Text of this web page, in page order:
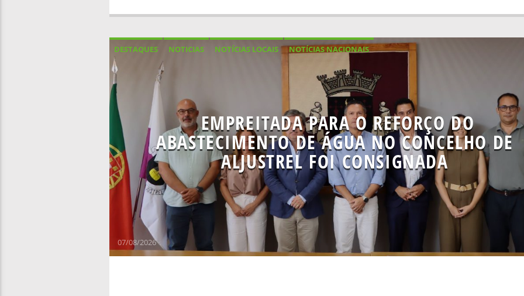
DESTAQUES NOTICIAS NOTÍCIAS LOCAIS NOTÍCIAS NACIONAIS
EMPREITADA PARA O REFORÇO DO
ABASTECIMENTO DE ÁGUA NO CONCELHO DE
ALJUSTREL FOI CONSIGNADA
07/08/2026